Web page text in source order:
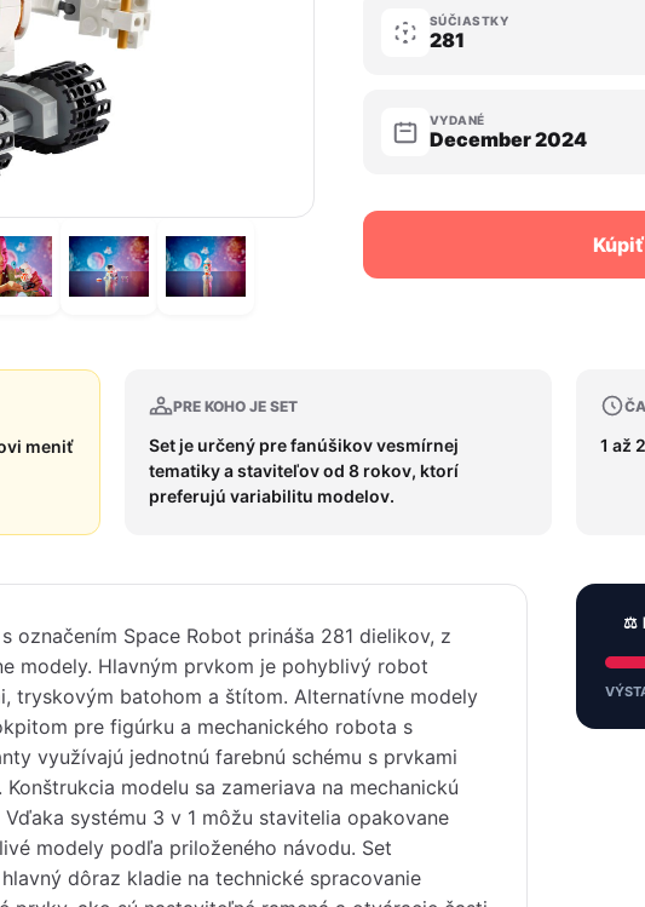
SÚČIASTKY
281
VYDANÉ
December 2024
Kúpiť
meniť
PRE KOHO JE SET
Set je určený pre fanúšikov vesmírnej
tematiky a staviteľov od 8 rokov, ktorí
preferujú variabilitu modelov.
1 až
označením Space Robot prináša 281 dielikov, z
modely. Hlavným prvkom je pohyblivý robot
tryskovým batohom a štítom. Alternatívne modely
pre figúrku a mechanického robota s
využívajú jednotnú farebnú schému s prvkami
modelu sa zameriava na mechanickú
systému 3 v 1 môžu stavitelia opakovane
modely podľa priloženého návodu. Set
dôraz kladie na technické spracovanie
⚖️